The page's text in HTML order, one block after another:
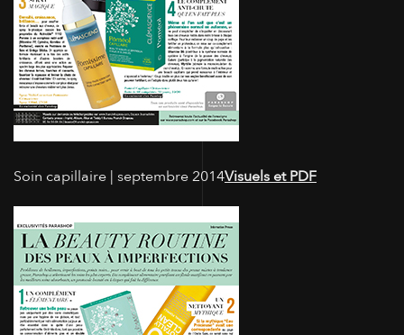
Soin capillaire | septembre 2014Visuels et PDF